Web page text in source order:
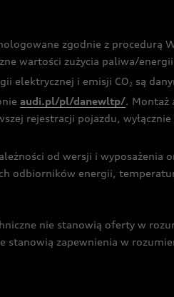
zgodnie z procedurą
wartości zużycia paliwa/
elektrycznej i emisji CO2 są
audi.pl/pl/danewltp/. Montaż
rejestracji pojazdu, wyłącznie
od wersji i wyposażenia
odbiorników energii,
nie stanowią oferty w
stanowią zapewnienia w